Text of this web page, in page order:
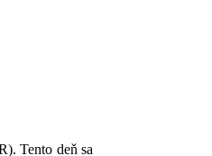
Tento deň sa